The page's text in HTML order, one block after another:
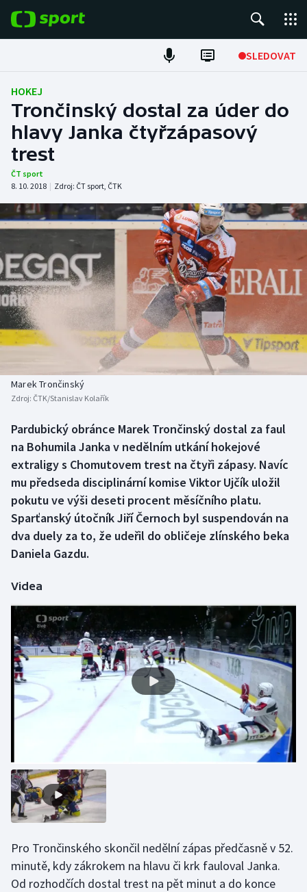
SLEDOVAT
Fotbal
Hokej
Tenis
Atletika
Cyklistika
DALŠÍ SPORTY
Americký fotbal
Baseball a softbal
Basketbal
Biatlon
Box
Curling
Dostihy
Florbal
Futsal
Golf
Gymnastika
Házená
Jezdectví
Krasobruslení
Lezení
Lyže a snowboard
Moderní pětiboj
NEPŘEHLÉDNĚTE
Soutěže
Historické návraty
Aplikace ČT sport
HOKEJ
Trončinský dostal za úder do
hlavy Janka čtyřzápasový
trest
ČT sport
8. 10. 2018 | Zdroj: ČT sport, ČTK
Marek Trončinský
Zdroj: ČTK/Stanislav Kolařík
Pardubický obránce Marek Trončinský dostal za faul
na Bohumila Janka v nedělním utkání hokejové
extraligy s Chomutovem trest na čtyři zápasy. Navíc
mu předseda disciplinární komise Viktor Ujčík uložil
pokutu ve výši deseti procent měsíčního platu.
Sparťanský útočník Jiří Černoch byl suspendován na
dva duely za to, že udeřil do obličeje zlínského beka
Daniela Gazdu.
Videa
Pro Trončinského skončil nedělní zápas předčasně v 52.
minutě, kdy zákrokem na hlavu či krk fauloval Janka.
Od rozhodčích dostal trest na pět minut a do konce